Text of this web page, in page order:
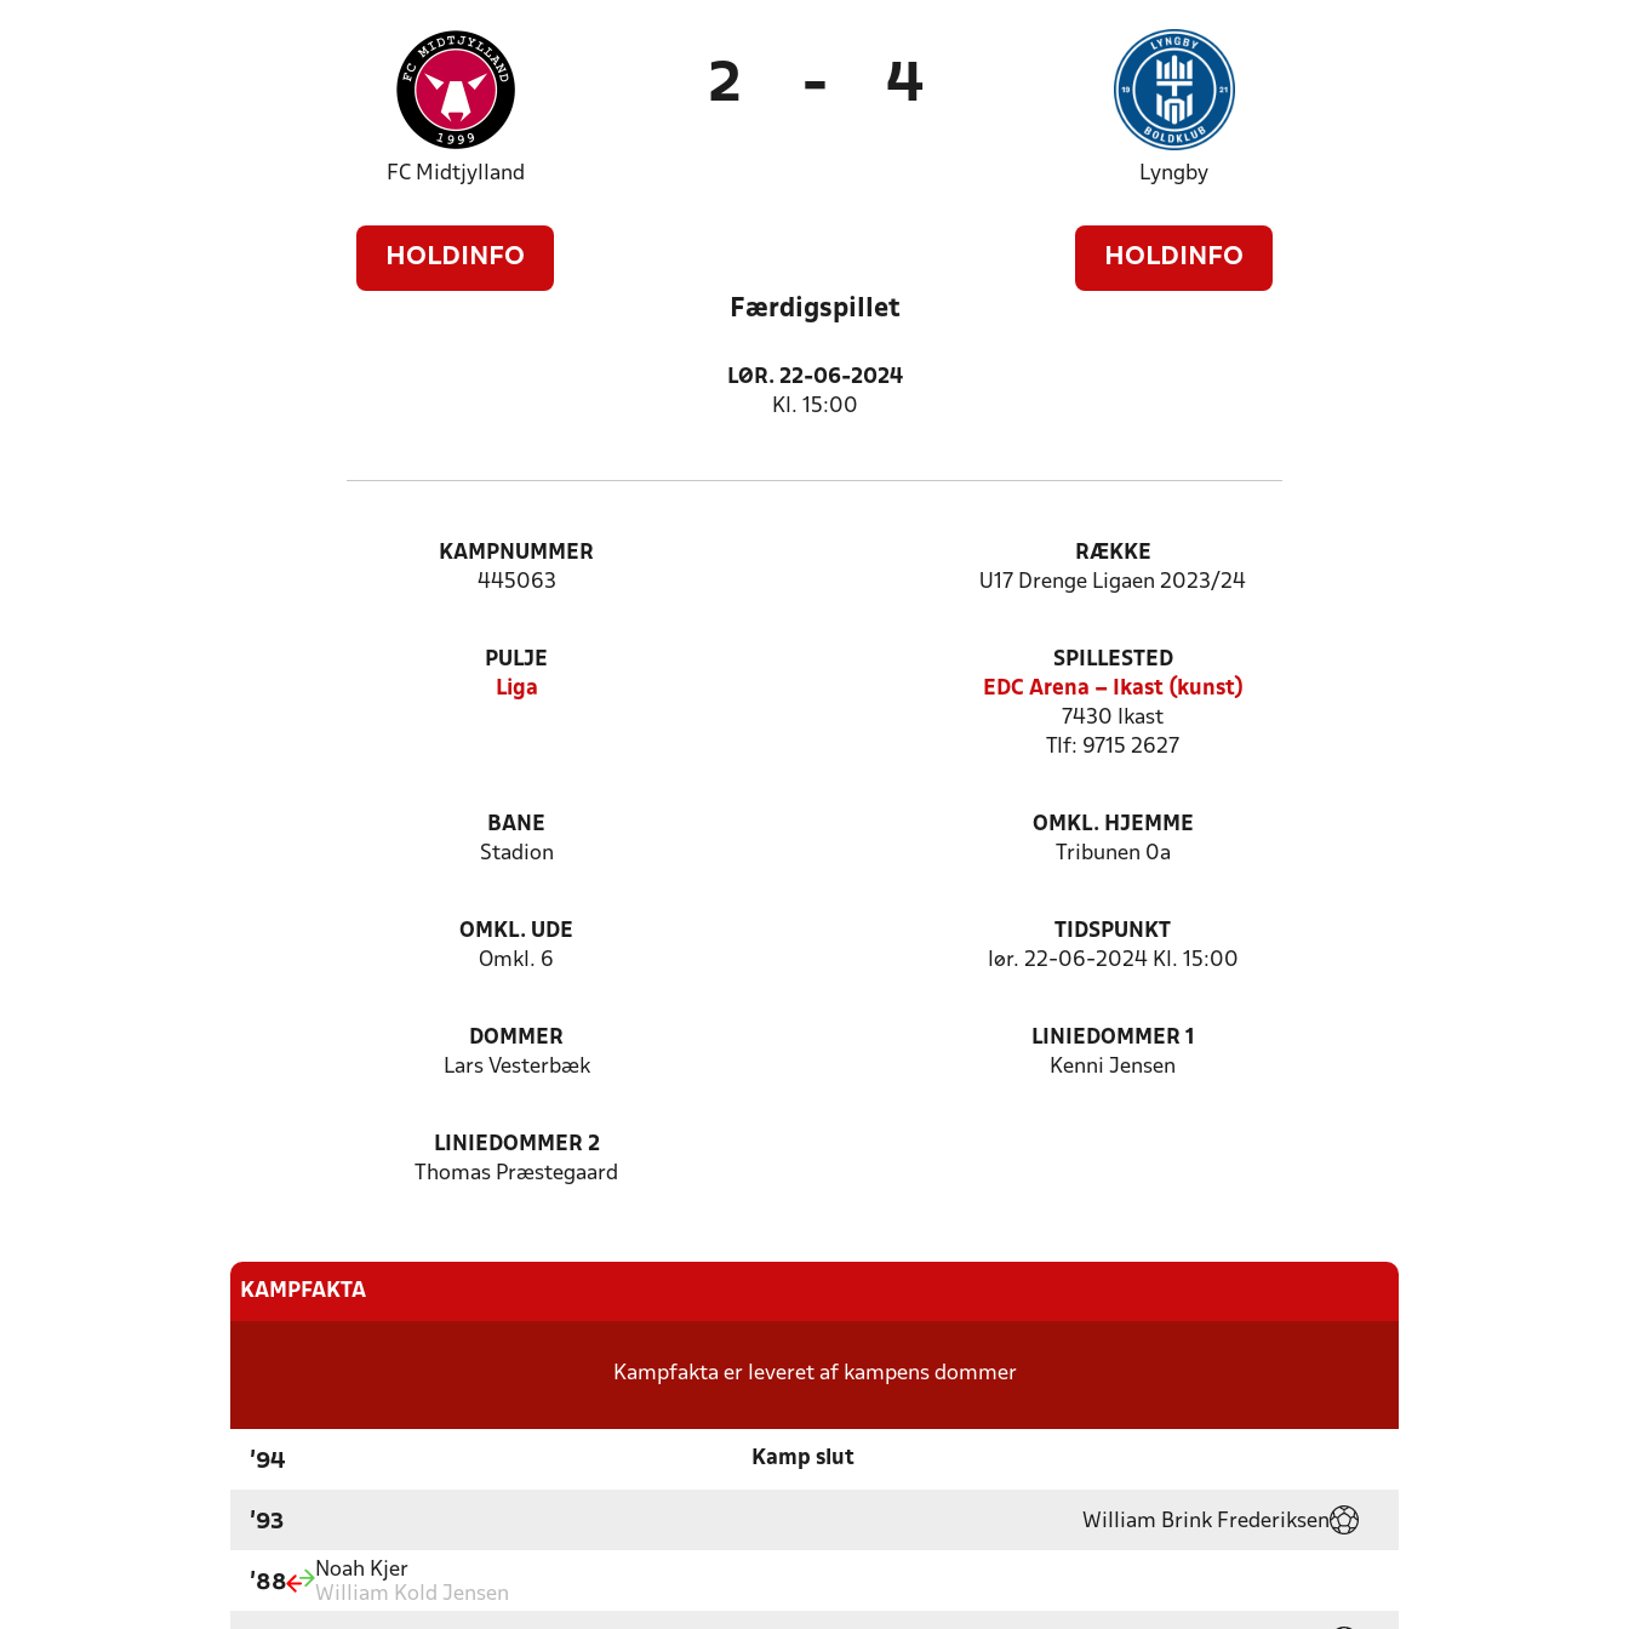
FC Midtjylland
HOLDINFO
2 - 4
Lyngby
HOLDINFO
Færdigspillet
LØR. 22-06-2024
Kl. 15:00
KAMPNUMMER
445063
RÆKKE
U17 Drenge Ligaen 2023/24
PULJE
Liga
SPILLESTED
EDC Arena – Ikast (kunst)
7430 Ikast
Tlf: 9715 2627
BANE
Stadion
OMKL. HJEMME
Tribunen 0a
OMKL. UDE
Omkl. 6
TIDSPUNKT
lør. 22-06-2024 Kl. 15:00
DOMMER
Lars Vesterbæk
LINIEDOMMER 1
Kenni Jensen
LINIEDOMMER 2
Thomas Præstegaard
KAMPFAKTA
Kampfakta er leveret af kampens dommer
'94 Kamp slut
'93 William Brink Frederiksen
'88
Noah Kjer
William Kold Jensen